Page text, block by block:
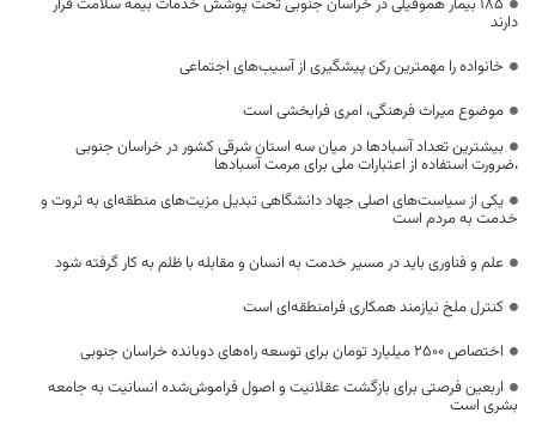
۱۸۵ بیمار هموفیلی در خراسان جنوبی تحت پوشش خدمات بیمه سلامت قرار
دارند
خانواده را مهمترین رکن پیشگیری از آسیب‌های اجتماعی
موضوع میراث فرهنگی، امری فرابخشی است
بیشترین تعداد آسبادها در میان سه استان شرقی کشور در خراسان جنوبی
،ضرورت استفاده از اعتبارات ملی برای مرمت آسبادها
یکی از سیاست‌های اصلی جهاد دانشگاهی تبدیل مزیت‌های منطقه‌ای به ثروت و
خدمت به مردم است
علم و فناوری باید در مسیر خدمت به انسان و مقابله با ظلم به کار گرفته شود
کنترل ملخ نیازمند همکاری فرامنطقه‌ای است
اختصاص 2500 میلیارد تومان برای توسعه راه‌های دوبانده خراسان جنوبی
اربعین فرصتی برای بازگشت عقلانیت و اصول فراموش‌شده انسانیت به جامعه
بشری است